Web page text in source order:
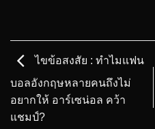
ไขข้อสงสัย : ทำไมแฟน
บอลอังกฤษหลายคนถึงไม่
อยากให้ อาร์เซน่อล คว้า
แชมป์?